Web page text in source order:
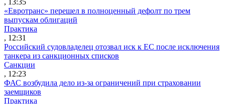
«Евротранс» перешел в полноценный дефолт по трем
выпускам облигаций
Практика
, 12:31
Российский судовладелец отозвал иск к ЕС после исключения
танкера из санкционных списков
Санкции
, 12:23
ФАС возбудила дело из-за ограничений при страховании
заемщиков
Практика